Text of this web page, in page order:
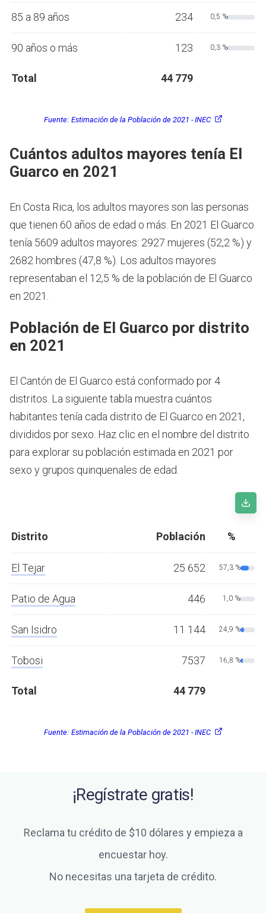
85 a 89 años 234 0,5 %
90 años o más 123 0,3 %
Total 44 779
Fuente: Estimación de la Población de 2021 - INEC
Cuántos adultos mayores tenía El
Guarco en 2021
En Costa Rica, los adultos mayores son las personas
que tienen 60 años de edad o más. En 2021 El Guarco
tenía 5609 adultos mayores: 2927 mujeres (52,2 %) y
2682 hombres (47,8 %). Los adultos mayores
representaban el 12,5 % de la población de El Guarco
en 2021.
Población de El Guarco por distrito
en 2021
El Cantón de El Guarco está conformado por 4
distritos. La siguiente tabla muestra cuántos
habitantes tenía cada distrito de El Guarco en 2021,
divididos por sexo. Haz clic en el nombre del distrito
para explorar su población estimada en 2021 por
sexo y grupos quinquenales de edad.
Distrito Población %
El Tejar 25 652 57,3 %
Patio de Agua 446 1,0 %
San Isidro 11 144 24,9 %
Tobosi 7537 16,8 %
Total 44 779
Fuente: Estimación de la Población de 2021 - INEC
¡Regístrate gratis!
Reclama tu crédito de $10 dólares y empieza a
encuestar hoy.
No necesitas una tarjeta de crédito.